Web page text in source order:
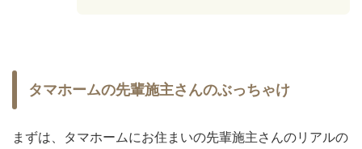
タマホームの先輩施主さんのぶっちゃけ
まずは、タマホームにお住まいの先輩施主さんのリアルの